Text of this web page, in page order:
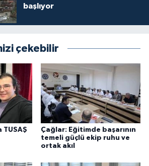
başlıyor
çekebilir
TUSAŞ
Çağlar: Eğitimde başarının
temeli güçlü ekip ruhu ve
ortak akıl